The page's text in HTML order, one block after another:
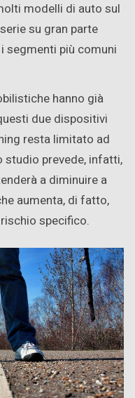
modelli di auto sul
su gran parte
segmenti più comuni
hanno già
due dispositivi
resta limitato ad
studio prevede, infatti,
a diminuire a
aumenta, di fatto,
specifico.